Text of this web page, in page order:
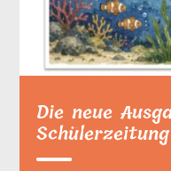
Die neue